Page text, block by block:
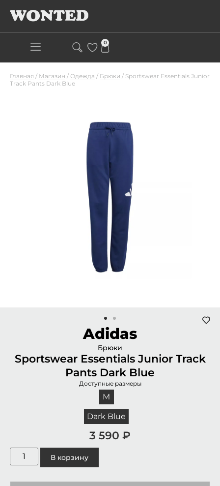
0
Главная / Магазин / Одежда / Брюки / Sportswear Essentials Junior
Track Pants Dark Blue
Adidas
Брюки
Sportswear Essentials Junior Track
Pants Dark Blue
Доступные размеры
M
Dark Blue
3 590 ₽
В корзину